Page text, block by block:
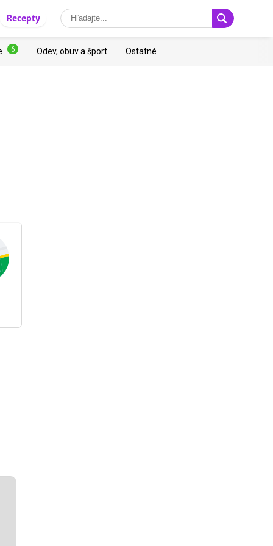
Recepty
6 Odev, obuv a šport Ostatné